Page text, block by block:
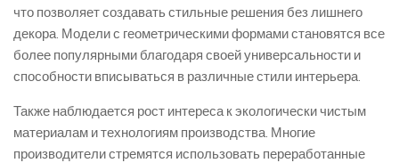
что позволяет создавать стильные решения без лишнего
декора. Модели с геометрическими формами становятся все
более популярными благодаря своей универсальности и
способности вписываться в различные стили интерьера.
Также наблюдается рост интереса к экологически чистым
материалам и технологиям производства. Многие
производители стремятся использовать переработанные